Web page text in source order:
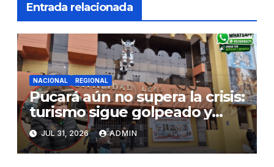
Entrada relacionada
NACIONAL REGIONAL
Pucará aún no supera la crisis:
turismo sigue golpeado y
alcaldesa exige al nuevo
Gobierno fondos para obras
paralizadas
JUL 31, 2026 ADMIN